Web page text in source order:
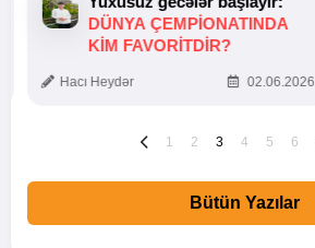
DÜNYA ÇEMPIONATINDA
KIM FAVORITDIR?
Hacı Heydər 02.06.2026
1 2 3 4 5 6
Bütün Yazılar